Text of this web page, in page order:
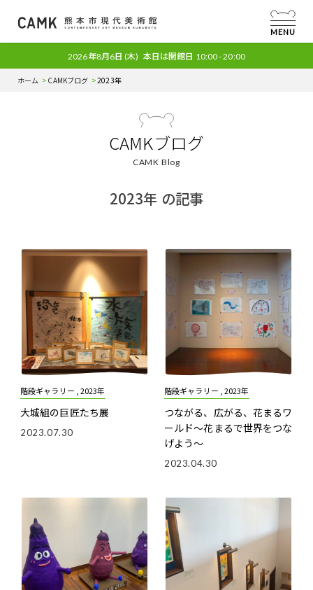
MENU
2026年8月6日 (木) 本日は開館日 10:00 - 20:00
ホーム CAMKブログ 2023年
CAMKブログ
CAMK Blog
2023年 の記事
階段ギャラリー , 2023年
大城組の巨匠たち展
2023.07.30
階段ギャラリー , 2023年
つながる、広がる、花まるワ
ールド～花まるで世界をつな
げよう～
2023.04.30